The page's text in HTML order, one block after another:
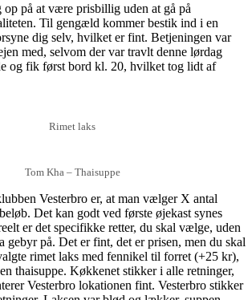
på at være prisbillig uden at gå på
Til gengæld kommer bestik ind i en
dig selv, hvilket er fint. Betjeningen var
med, selvom der var travlt denne lørdag
og fik først bord kl. 20, hvilket tog lidt af
Rimet laks
Tom Kha – Thaisuppe
Vesterbro er, at man vælger X antal
Det kan godt ved første øjekast synes
er det specifikke retter, du skal vælge, uden
gebyr på. Det er fint, det er prisen, men du skal
rimet laks med fennikel til forret (+25 kr),
thaisuppe. Køkkenet stikker i alle retninger,
Vesterbro lokationen fint. Vesterbro stikker